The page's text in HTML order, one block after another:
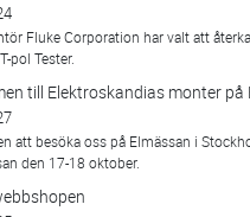
Fluke Corporation har valt att
pol Tester.
till Elektroskandias monter på
att besöka oss på Elmässan i
den 17-18 oktober.